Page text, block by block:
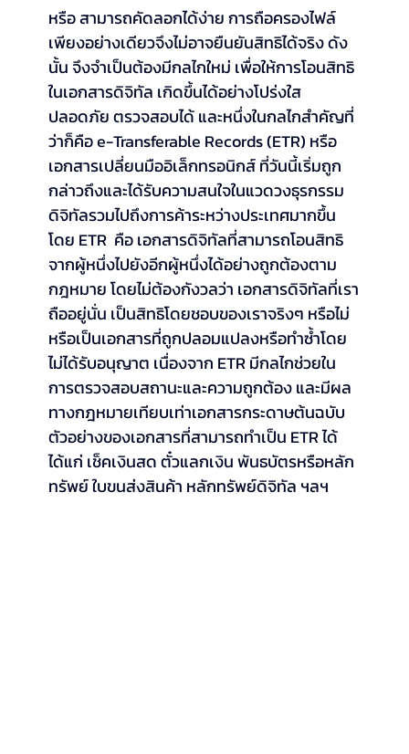
หรือ สามารถคัดลอกได้ง่าย การถือครองไฟล์
เพียงอย่างเดียวจึงไม่อาจยืนยันสิทธิได้จริง ดัง
นั้น จึงจำเป็นต้องมีกลไกใหม่ เพื่อให้การโอนสิทธิ
ในเอกสารดิจิทัล เกิดขึ้นได้อย่างโปร่งใส
ปลอดภัย ตรวจสอบได้ และหนึ่งในกลไกสำคัญที่
ว่าก็คือ e-Transferable Records (ETR) หรือ
เอกสารเปลี่ยนมืออิเล็กทรอนิกส์ ที่วันนี้เริ่มถูก
กล่าวถึงและได้รับความสนใจในแวดวงธุรกรรม
ดิจิทัลรวมไปถึงการค้าระหว่างประเทศมากขึ้น
โดย ETR  คือ เอกสารดิจิทัลที่สามารถโอนสิทธิ
จากผู้หนึ่งไปยังอีกผู้หนึ่งได้อย่างถูกต้องตาม
กฎหมาย โดยไม่ต้องกังวลว่า เอกสารดิจิทัลที่เรา
ถืออยู่นั่น เป็นสิทธิโดยชอบของเราจริงๆ หรือไม่
หรือเป็นเอกสารที่ถูกปลอมแปลงหรือทำซ้ำโดย
ไม่ได้รับอนุญาต เนื่องจาก ETR มีกลไกช่วยใน
การตรวจสอบสถานะและความถูกต้อง และมีผล
ทางกฎหมายเทียบเท่าเอกสารกระดาษต้นฉบับ
ตัวอย่างของเอกสารที่สามารถทำเป็น ETR ได้
ได้แก่ เช็คเงินสด ตั๋วแลกเงิน พันธบัตรหรือหลัก
ทรัพย์ ใบขนส่งสินค้า หลักทรัพย์ดิจิทัล ฯลฯ